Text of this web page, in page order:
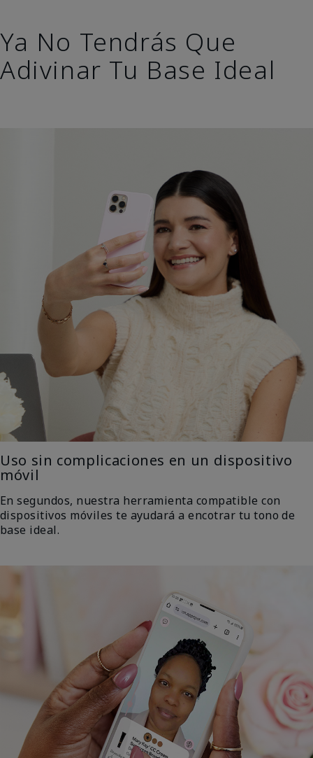
Ya No Tendrás Que
Adivinar Tu Base Ideal
Uso sin complicaciones en un dispositivo
móvil
En segundos, nuestra herramienta compatible con
dispositivos móviles te ayudará a encotrar tu tono de
base ideal.